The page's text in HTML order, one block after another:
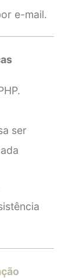
e-mail.
ser